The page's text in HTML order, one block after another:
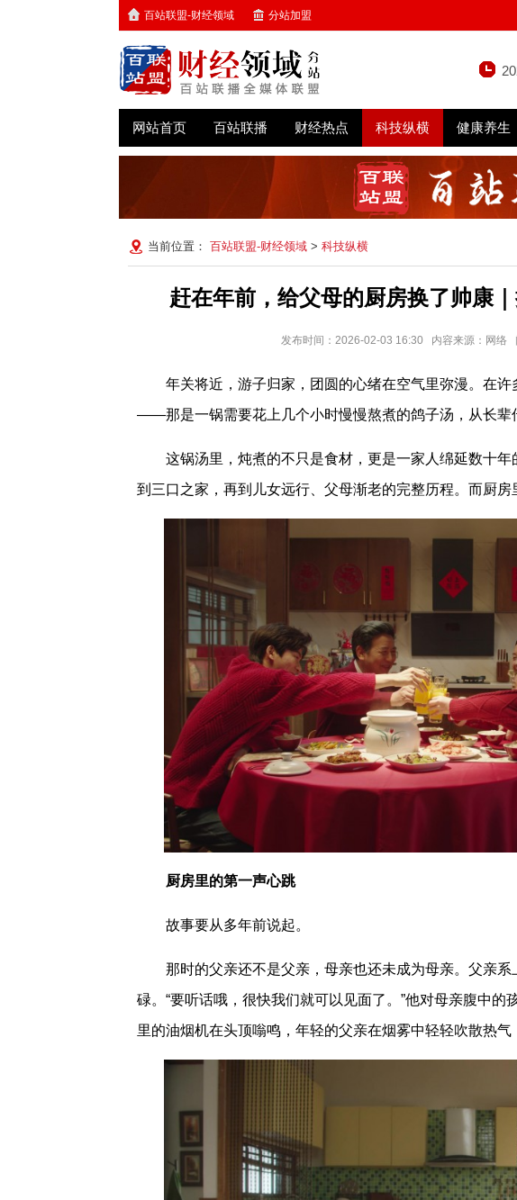
百站联盟-财经领域 分站加盟
网站首页 百站联播 财经热点 科技纵横 健康养生
当前位置： 百站联盟-财经领域 > 科技纵横
赶在年前，给父母的厨房换了帅康
发布时间：2026-02-03 16:30 内容来源：网络
年关将近，游子归家，团圆的心绪在空气里弥漫。在
——那是一锅需要花上几个小时慢慢熬煮的鸽子汤，从长辈
这锅汤里，炖煮的不只是食材，更是一家人绵延数十
到三口之家，再到儿女远行、父母渐老的完整历程。而厨房
厨房里的第一声心跳
故事要从多年前说起。
那时的父亲还不是父亲，母亲也还未成为母亲。父亲
碌。“要听话哦，很快我们就可以见面了。”他对母亲腹中
里的油烟机在头顶嗡鸣，年轻的父亲在烟雾中轻轻吹散热气